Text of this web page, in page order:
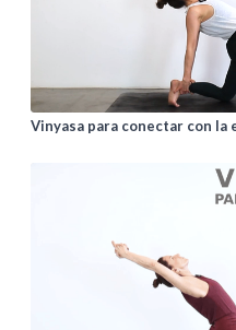
Vinyasa para conectar con la